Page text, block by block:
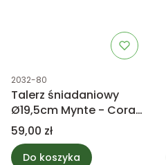
Kod produktu
2032-80
Talerz śniadaniowy
Ø19,5cm Mynte - Coral
Almond
Cena
59,00 zł
Do koszyka